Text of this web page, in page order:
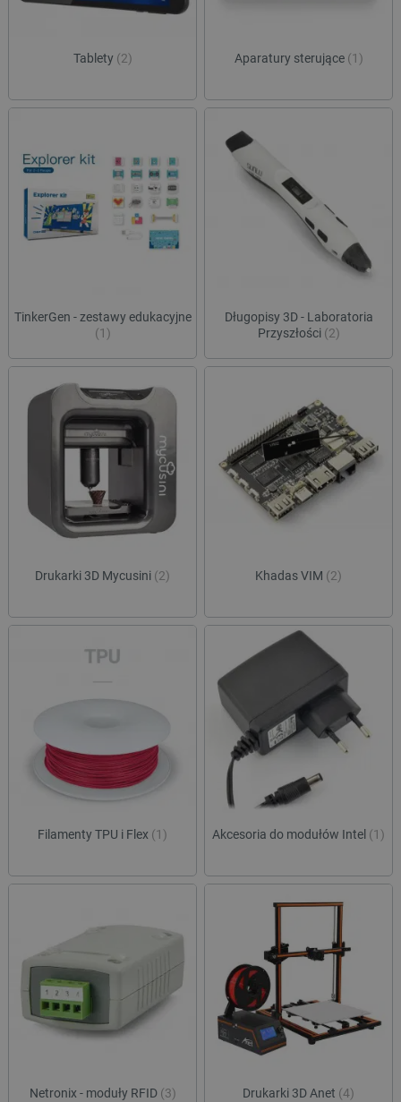
Tablety (2) Aparatury sterujące (1)
TinkerGen - zestawy edukacyjne
(1)
Długopisy 3D - Laboratoria
Przyszłości (2)
Drukarki 3D Mycusini (2) Khadas VIM (2)
Filamenty TPU i Flex (1) Akcesoria do modułów Intel (1)
Netronix - moduły RFID (3) Drukarki 3D Anet (4)